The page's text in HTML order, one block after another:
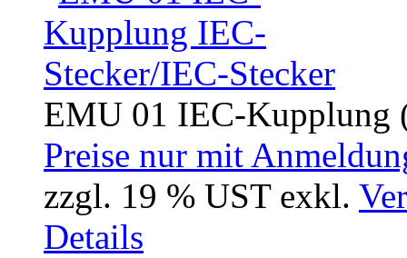
EMU 01 IEC-Kupplung
Preise nur mit
zzgl. 19 % UST exkl.
Details